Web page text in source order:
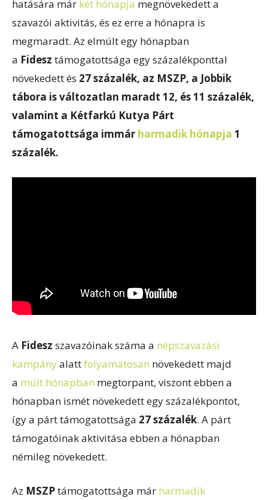
hatására már két hónapja megnövekedett a
szavazói aktivitás, és ez erre a hónapra is
megmaradt. Az elmúlt egy hónapban
a Fidesz támogatottsága egy százalékponttal
növekedett és 27 százalék, az MSZP, a Jobbik
tábora is változatlan maradt 12, és 11 százalék,
valamint a Kétfarkú Kutya Párt
támogatottsága immár harmadik hónapja 1
százalék.
A Fidesz szavazóinak száma a népszavazási
kampányalattfolyamatosan növekedett majd
a múlt hónapban megtorpant, viszont ebben a
hónapban ismét növekedett egy százalékpontot,
így a párt támogatottsága 27 százalék. A párt
támogatóinak aktivitása ebben a hónapban
némileg növekedett.
Az MSZPtámogatottsága már harmadik